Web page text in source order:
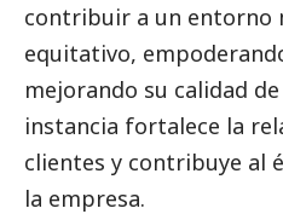
contribuir a un entorno
equitativo,
mejorando su calidad
instancia fortalece la
clientes y contribuye al
la empresa.